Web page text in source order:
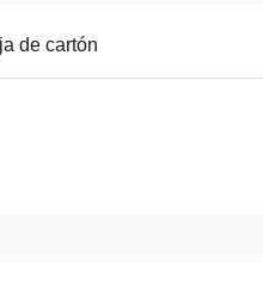
de cartón